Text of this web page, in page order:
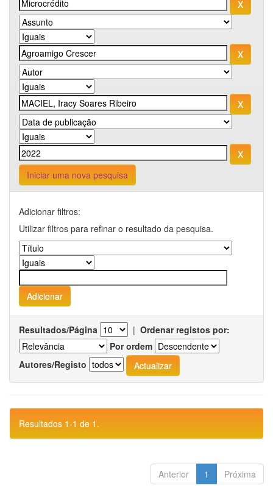
Iniciar uma nova pesquisa
Adicionar filtros:
Utilizar filtros para refinar o resultado da pesquisa.
Resultados/Página | Ordenar registos por:
Por ordem
Autores/Registo
Resultados 1-1 de 1.
Anterior 1 Próxima